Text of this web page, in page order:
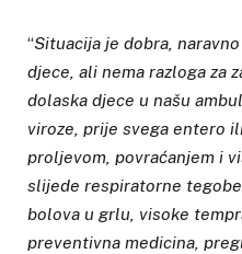
“Situacija je dobra,
djece, ali nema razloga za
dolaska djece u našu
viroze, prije svega entero
proljevom, povraćanjem i
slijede respiratorne
bolova u grlu, visoke
preventivna medicina,